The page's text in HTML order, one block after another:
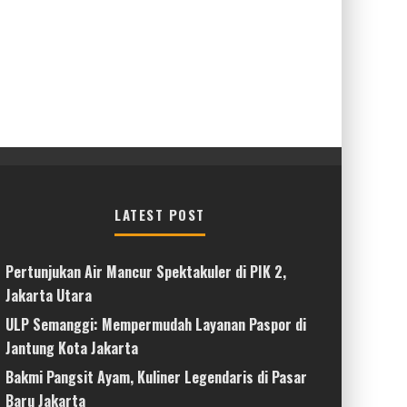
LATEST POST
Pertunjukan Air Mancur Spektakuler di PIK 2,
Jakarta Utara
ULP Semanggi: Mempermudah Layanan Paspor di
Jantung Kota Jakarta
Bakmi Pangsit Ayam, Kuliner Legendaris di Pasar
Baru Jakarta